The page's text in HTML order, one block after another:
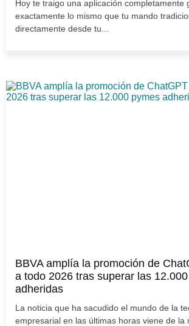
Hoy te traigo una aplicación completamente
exactamente lo mismo que tu mando
directamente desde tu...
BBVA amplía la promoción de
a todo 2026 tras superar las
adheridas
La noticia que ha sacudido el mundo de la
empresarial en las últimas horas viene de la